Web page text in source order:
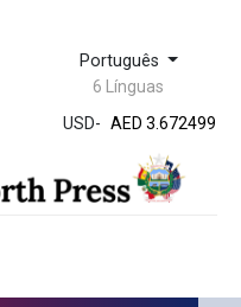
Português
6 Línguas
USD-
ZWL 321.999592
AED 3.672499
AED 3.672499
AFN
ALL 80.778943
AMD 366.25005